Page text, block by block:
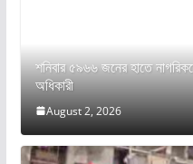
শনিবার ৫৯৬৬ জনের হাতে
অধিকারী
August 2, 2026